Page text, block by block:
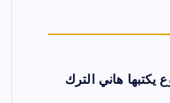
يكتبها هاني الترك